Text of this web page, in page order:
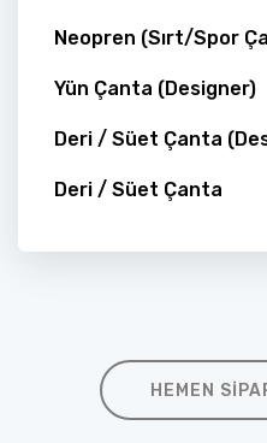
Neopren (Sırt/Spor
Yün Çanta (Designer)
Deri / Süet Çanta
Deri / Süet Çanta
HEMEN